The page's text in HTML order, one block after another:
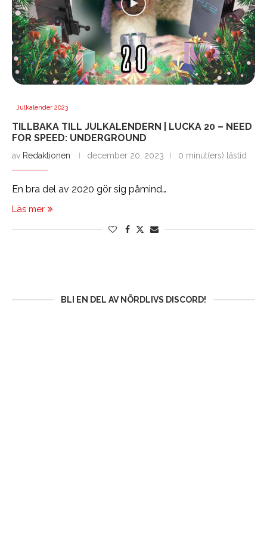
Julkalender 2023
TILLBAKA TILL JULKALENDERN | LUCKA 20 – NEED
FOR SPEED: UNDERGROUND
av Redaktionen december 20, 2023 0 minut(ers) lästid
En bra del av 2020 gör sig påmind…
Läs mer
BLI EN DEL AV NÖRDLIVS DISCORD!